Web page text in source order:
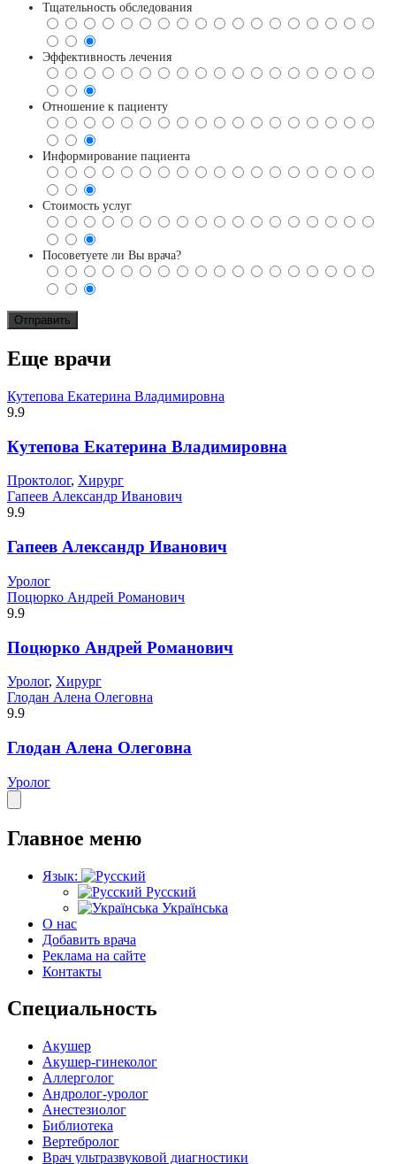
Тщательность обследования
Эффективность лечения
Отношение к пациенту
Информирование пациента
Стоимость услуг
Посоветуете ли Вы врача?
Еще врачи
Кутепова Екатерина Владимировна
9.9
Кутепова Екатерина Владимировна
Проктолог, Хирург
Гапеев Александр Иванович
9.9
Гапеев Александр Иванович
Уролог
Поцюрко Андрей Романович
9.9
Поцюрко Андрей Романович
Уролог, Хирург
Глодан Алена Олеговна
9.9
Глодан Алена Олеговна
Уролог
Главное меню
Язык:
Русский
Українська
О нас
Добавить врача
Реклама на сайте
Контакты
Специальность
Акушер
Акушер-гинеколог
Аллерголог
Андролог-уролог
Анестезиолог
Библиотека
Вертебролог
Врач ультразвуковой диагностики